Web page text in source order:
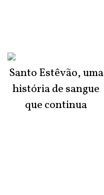
Santo Estêvão, uma
história de sangue
que continua